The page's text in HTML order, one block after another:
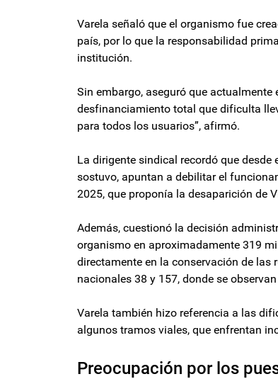
Varela señaló que el organismo fue
país, por lo que la responsabilidad
institución.
Sin embargo, aseguró que
desfinanciamiento total que dificulta
para todos los usuarios”, afirmó.
La dirigente sindical recordó que
sostuvo, apuntan a debilitar el
2025, que proponía la desaparición de
Además, cuestionó la decisión
organismo en aproximadamente 319
directamente en la conservación de las
nacionales 38 y 157, donde se
Varela también hizo referencia a las
algunos tramos viales, que enfrentan
Preocupación por los